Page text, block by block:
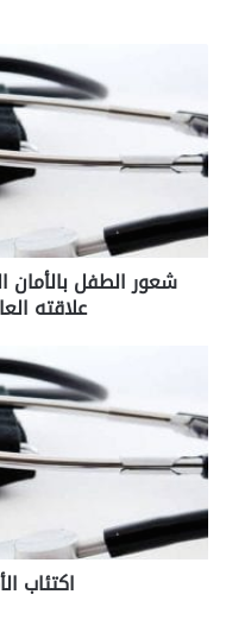
و
ر
ا
ل
ط
ف
ل
ن
ا
ل
ع
ا
ط
شعور الطفل
علاقته
ت
ئ
ا
ب
ا
ل
أ
اكتئاب